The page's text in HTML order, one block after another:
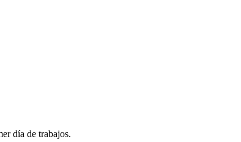
día de trabajos.